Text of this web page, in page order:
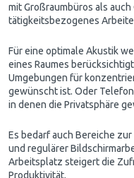
mit Großraumbüros als
tätigkeitsbezogenes
Für eine optimale Akustik
eines Raumes
Umgebungen für
gewünscht ist. Oder
in denen die Privatsphäre
Es bedarf auch Bereiche
und regulärer
Arbeitsplatz steigert die
Produktivität.